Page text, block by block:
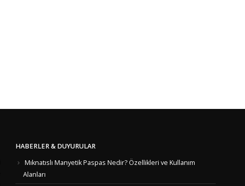
HABERLER & DUYURULAR
Mıknatıslı Manyetik Paspas Nedir? Özellikleri ve Kullanım
Alanları